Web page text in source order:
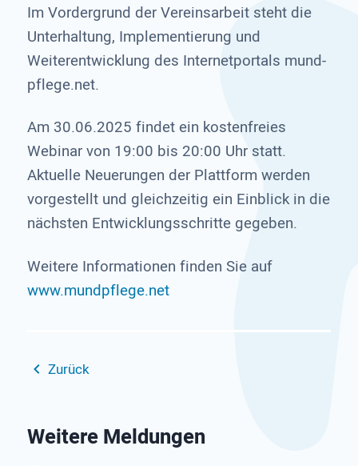
Im Vordergrund der Vereinsarbeit steht die
Unterhaltung, Implementierung und
Weiterentwicklung des Internetportals mund-
pflege.net.
Am 30.06.2025 findet ein kostenfreies
Webinar von 19:00 bis 20:00 Uhr statt.
Aktuelle Neuerungen der Plattform werden
vorgestellt und gleichzeitig ein Einblick in die
nächsten Entwicklungsschritte gegeben.
Weitere Informationen finden Sie auf
www.mundpflege.net
Zurück
Weitere Meldungen